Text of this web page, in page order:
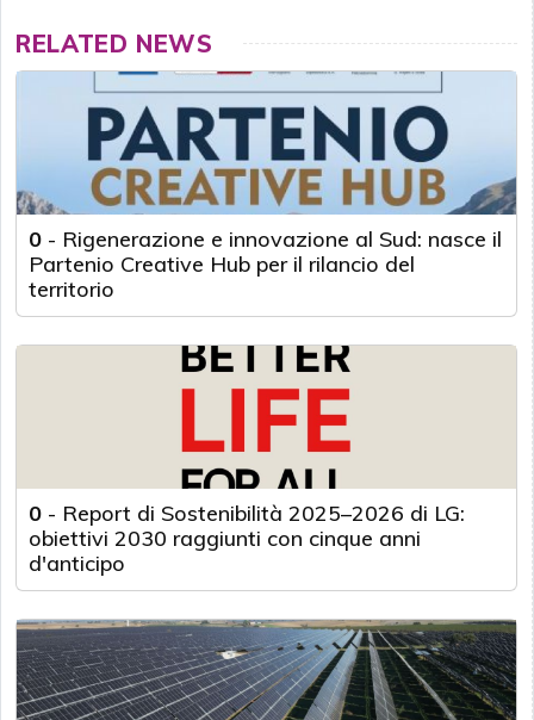
RELATED NEWS
0 - Rigenerazione e innovazione al Sud: nasce il
Partenio Creative Hub per il rilancio del
territorio
0 - Report di Sostenibilità 2025–2026 di LG:
obiettivi 2030 raggiunti con cinque anni
d'anticipo